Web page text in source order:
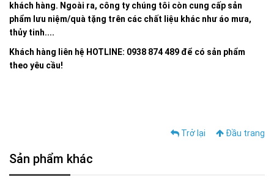
khách hàng. Ngoài ra, công ty chúng tôi còn cung cấp sản
phẩm lưu niệm/quà tặng trên các chất liệu khác như áo mưa,
thủy tinh....
Khách hàng liên hệ HOTLINE: 0938 874 489 để có sản phẩm
theo yêu cầu!
Trở lại Đầu trang
Sản phẩm khác